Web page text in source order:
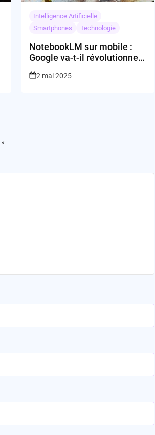
Intelligence Artificielle
Smartphones
Technologie
NotebookLM sur mobile :
Google va-t-il révolutionner
en mobilité ?
2 mai 2025
*